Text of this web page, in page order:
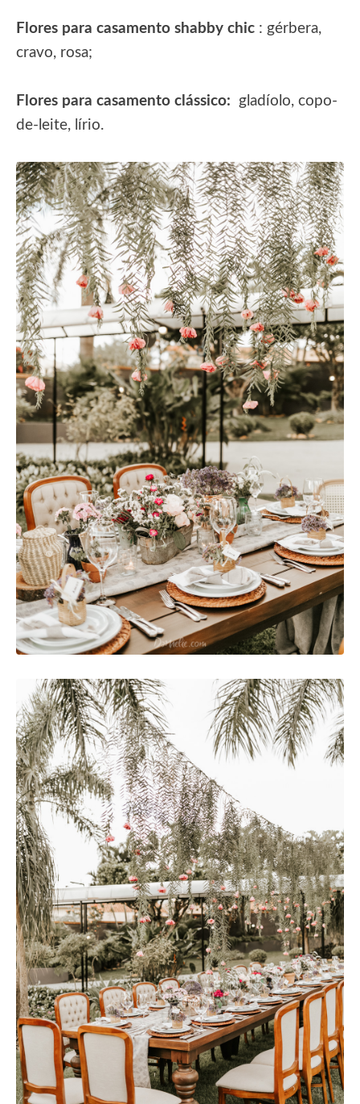
Flores para casamento shabby chic : gérbera,
cravo, rosa;
Flores para casamento clássico:
gladíolo, copo-
de-leite, lírio.